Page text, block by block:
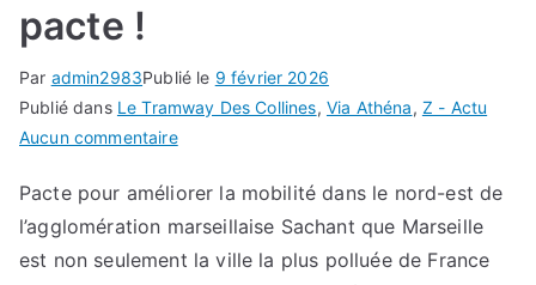
pacte !
Par admin2983Publié le 9 février 2026
Publié dans Le Tramway Des Collines, Via Athéna, Z - Actu
Aucun commentairesur
aux
municipales,
signez
Pacte pour améliorer la mobilité dans le nord-est de
l’agglomération marseillaise Sachant que Marseille
est non seulement la ville la plus polluée de France